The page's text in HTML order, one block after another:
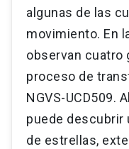
algunas de las
movimiento. En
observan cuatro
proceso de
NGVS-UCD509.
puede descubrir
de estrellas,